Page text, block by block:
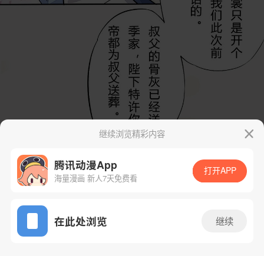
App免费看
继续浏览精彩内容
腾讯动漫App
海量漫画 新人7天免费看
打开APP
在此处浏览 继续